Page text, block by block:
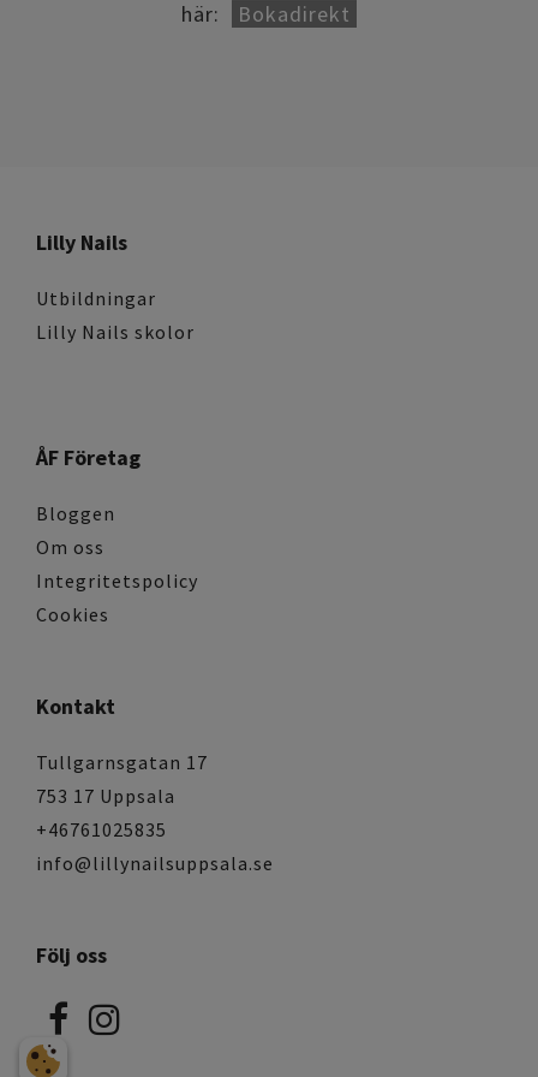
här:
Bokadirekt
Lilly Nails
Utbildningar
Lilly Nails skolor
ÅF Företag
Bloggen
Om oss
Integritetspolicy
Cookies
Kontakt
Tullgarnsgatan 17
753 17 Uppsala
+46761025835
info@lillynailsuppsala.se
Följ oss